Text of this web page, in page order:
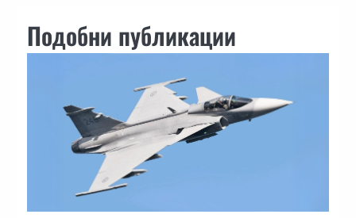
Подобни публикации